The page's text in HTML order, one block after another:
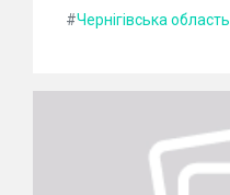
#Чернігівська область